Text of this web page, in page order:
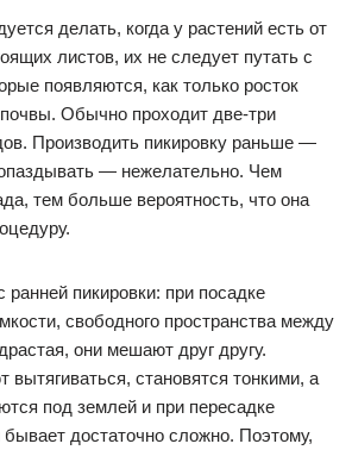
делать, когда у растений есть от
листов, их не следует путать с
появляются, как только росток
Обычно проходит две-три
Производить пикировку раньше —
— нежелательно. Чем
тем больше вероятность, что она
пикировки: при посадке
свободного пространства между
они мешают друг другу.
вытягиваться, становятся тонкими, а
под землей и при пересадке
достаточно сложно. Поэтому,